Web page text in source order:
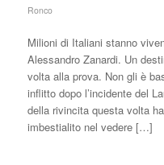
Ronco
Milioni di Italiani stanno
Alessandro Zanardi. Un
volta alla prova. Non gli è
inflitto dopo l’incidente del
della rivincita questa volta
imbestialito nel vedere […]